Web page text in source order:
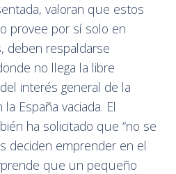
valoran que estos
provee por sí solo en
deben respaldarse
no llega la libre
interés general de la
España vaciada. El
ha solicitado que “no se
deciden emprender en el
que un pequeño